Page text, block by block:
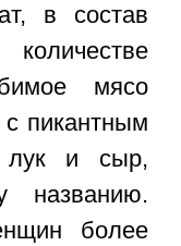
в состав
мясо
пикантным
лук и сыр,
названию.
более